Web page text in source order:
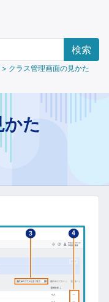
クラス管理画面の見かた
た